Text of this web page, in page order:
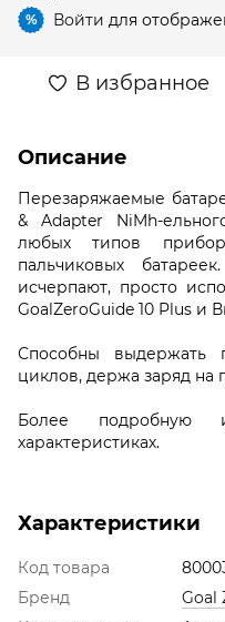
% Войти для
В избранное
Описание
Перезаряжаемые
&Adapter NiMh-
любых типов
пальчиковых
исчерпают, просто
GoalZeroGuide 10 Plus и
Способны выдержать
циклов, держа заряд на
Более подробную
характеристиках.
Характеристики
Код товара
Бренд
Goal